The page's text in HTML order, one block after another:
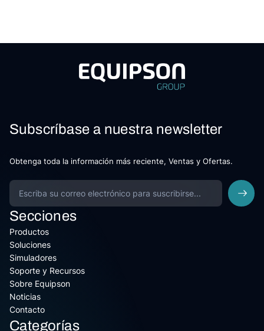
Subscríbase a nuestra newsletter
Obtenga toda la información más reciente, Ventas y Ofertas.
Secciones
Productos
Soluciones
Simuladores
Soporte y Recursos
Sobre Equipson
Noticias
Contacto
Categorías